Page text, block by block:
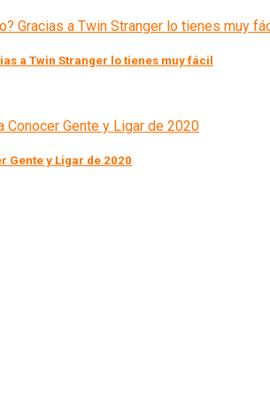
a Twin Stranger lo tienes muy fácil
Gente y Ligar de 2020